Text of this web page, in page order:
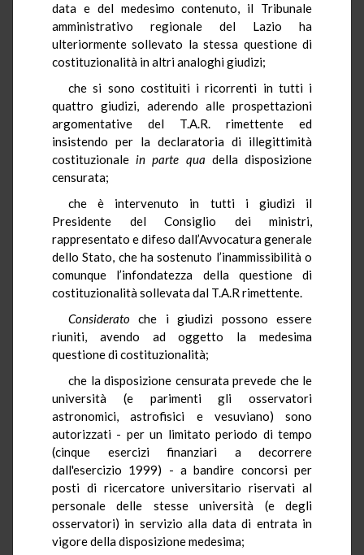
data e del medesimo contenuto, il Tribunale
amministrativo regionale del Lazio ha
ulteriormente sollevato la stessa questione di
costituzionalità in altri analoghi giudizi;
che si sono costituiti i ricorrenti in tutti i
quattro giudizi, aderendo alle prospettazioni
argomentative del T.A.R. rimettente ed
insistendo per la declaratoria di illegittimità
costituzionalein parte qua della disposizione
censurata;
che è intervenuto in tutti i giudizi il
Presidente del Consiglio dei ministri,
rappresentato e difeso dall’Avvocatura generale
dello Stato, che ha sostenuto l’inammissibilità o
comunque l’infondatezza della questione di
costituzionalità sollevata dal T.A.R rimettente.
Considerato che i giudizi possono essere
riuniti, avendo ad oggetto la medesima
questione di costituzionalità;
che la disposizione censurata prevede che le
università (e parimenti gli osservatori
astronomici, astrofisici e vesuviano) sono
autorizzati - per un limitato periodo di tempo
(cinque esercizi finanziari a decorrere
dall'esercizio 1999) - a bandire concorsi per
posti di ricercatore universitario riservati al
personale delle stesse università (e degli
osservatori) in servizio alla data di entrata in
vigore della disposizione medesima;